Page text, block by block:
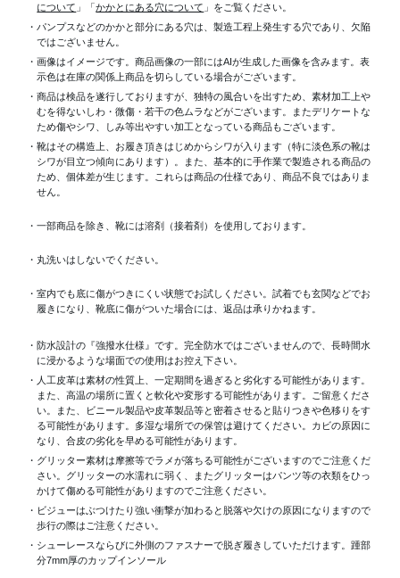
について 」「かかとにある穴について 」をご覧ください。
・パンプスなどのかかと部分にある穴は、製造工程上発生する穴であり、欠陥
ではございません。
・画像はイメージです。商品画像の一部にはAIが生成した画像を含みます。表
示色は在庫の関係上商品を切らしている場合がございます。
・商品は検品を遂行しておりますが、独特の風合いを出すため、素材加工上
むを得ないしわ・微傷・若干の色ムラなどがございます。またデリケートな
ため傷やシワ、しみ等出やすい加工となっている商品もございます。
・靴はその構造上、お履き頂きはじめからシワが入ります（特に淡色系の靴は
シワが目立つ傾向にあります）。また、基本的に手作業で製造される商品の
ため、個体差が生じます。これらは商品の仕様であり、商品不良ではありま
せん。
・一部商品を除き、靴には溶剤（接着剤）を使用しております。
・丸洗いはしないでください。
・室内でも底に傷がつきにくい状態でお試しください。試着でも玄関などでお
履きになり、靴底に傷がついた場合には、返品は承りかねます。
・防水設計の『強撥水仕様』です。完全防水ではございませんので、長時間水
に浸かるような場面での使用はお控え下さい。
・人工皮革は素材の性質上、一定期間を過ぎると劣化する可能性があります。
また、高温の場所に置くと軟化や変形する可能性があります。ご留意くださ
い。また、ビニール製品や皮革製品等と密着させると貼りつきや色移りをす
る可能性があります。多湿な場所での保管は避けてください。カビの原因に
なり、合皮の劣化を早める可能性があります。
・グリッター素材は摩擦等でラメが落ちる可能性がございますのでご注意くだ
さい。グリッターの水濡れに弱く、またグリッターはパンツ等の衣類をひっ
かけて傷める可能性がありますのでご注意ください。
・ビジューはぶつけたり強い衝撃が加わると脱落や欠けの原因になりますので
歩行の際はご注意ください。
・シューレースならびに外側のファスナーで脱ぎ履きしていただけます。踵部
分7mm厚のカップインソール